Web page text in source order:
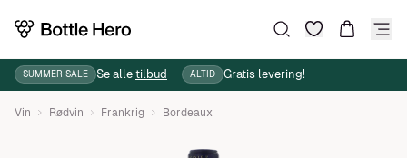
SUMMER SALE Se alle tilbud ALTID Gratis levering!
Vin Rødvin Frankrig Bordeaux